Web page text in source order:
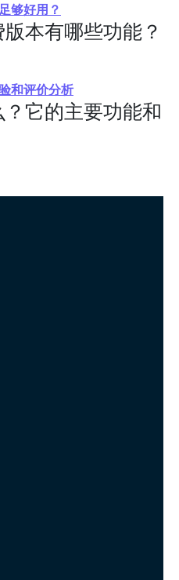
够好用？
本有哪些功能？
和评价分析
它的主要功能和